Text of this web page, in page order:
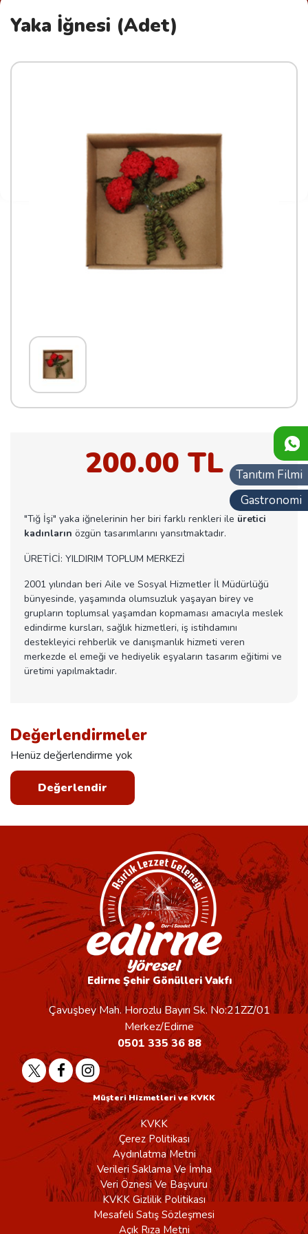
Yaka İğnesi (Adet)
200.00 TL
"Tığ İşi" yaka iğnelerinin her biri farklı renkleri ile üretici
kadınların özgün tasarımlarını yansıtmaktadır.
ÜRETİCİ: YILDIRIM TOPLUM MERKEZİ
2001 yılından beri Aile ve Sosyal Hizmetler İl Müdürlüğü
bünyesinde, yaşamında olumsuzluk yaşayan birey ve
grupların toplumsal yaşamdan kopmaması amacıyla meslek
edindirme kursları, sağlık hizmetleri, iş istihdamını
destekleyici rehberlik ve danışmanlık hizmeti veren
merkezde el emeği ve hediyelik eşyaların tasarım eğitimi ve
üretimi yapılmaktadır.
Değerlendirmeler
Henüz değerlendirme yok
Değerlendir
Tanıtım Filmi
Gastronomi
Edirne Şehir Gönülleri Vakfı
Çavuşbey Mah. Horozlu Bayırı Sk. No:21ZZ/01
Merkez/Edirne
0501 335 36 88
Müşteri Hizmetleri ve KVKK
KVKK
Çerez Politikası
Aydınlatma Metni
Verileri Saklama Ve İmha
Veri Öznesi Ve Başvuru
KVKK Gizlilik Politikası
Mesafeli Satış Sözleşmesi
Açık Rıza Metni